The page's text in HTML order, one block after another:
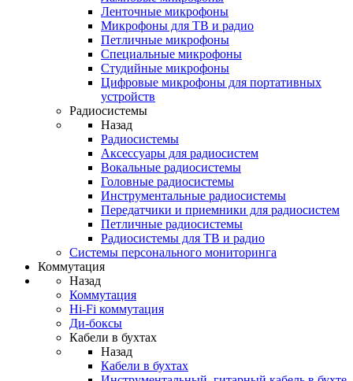
Ленточные микрофоны
Микрофоны для ТВ и радио
Петличные микрофоны
Специальные микрофоны
Студийные микрофоны
Цифровые микрофоны для портативных
устройств
Радиосистемы
Назад
Радиосистемы
Аксессуары для радиосистем
Вокальные радиосистемы
Головные радиосистемы
Инструментальные радиосистемы
Передатчики и приемники для радиосистем
Петличные радиосистемы
Радиосистемы для ТВ и радио
Системы персонального мониторинга
Коммутация
Назад
Коммутация
Hi-Fi коммутация
Ди-боксы
Кабели в бухтах
Назад
Кабели в бухтах